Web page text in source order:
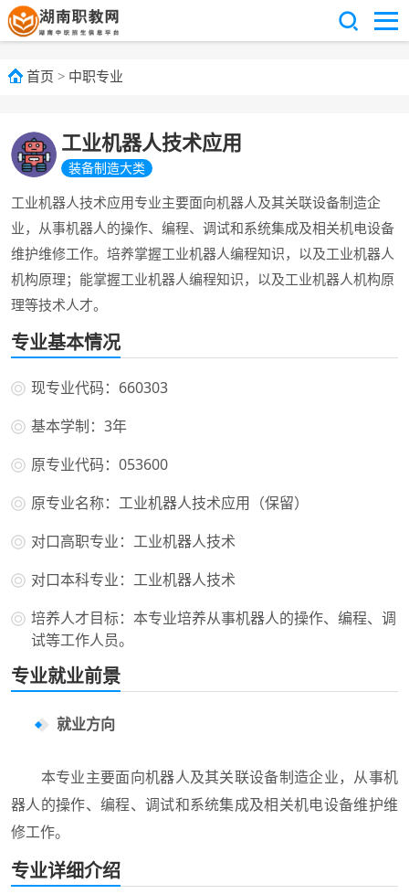
首页 > 中职专业
工业机器人技术应用
装备制造大类
工业机器人技术应用专业主要面向机器人及其关联设备制造企
业，从事机器人的操作、编程、调试和系统集成及相关机电设备
维护维修工作。培养掌握工业机器人编程知识，以及工业机器人
机构原理；能掌握工业机器人编程知识，以及工业机器人机构原
理等技术人才。
专业基本情况
现专业代码：660303
基本学制：3年
原专业代码：053600
原专业名称：工业机器人技术应用（保留）
对口高职专业：工业机器人技术
对口本科专业：工业机器人技术
培养人才目标：本专业培养从事机器人的操作、编程、调
试等工作人员。
专业就业前景
就业方向
本专业主要面向机器人及其关联设备制造企业，从事机
器人的操作、编程、调试和系统集成及相关机电设备维护维
修工作。
专业详细介绍